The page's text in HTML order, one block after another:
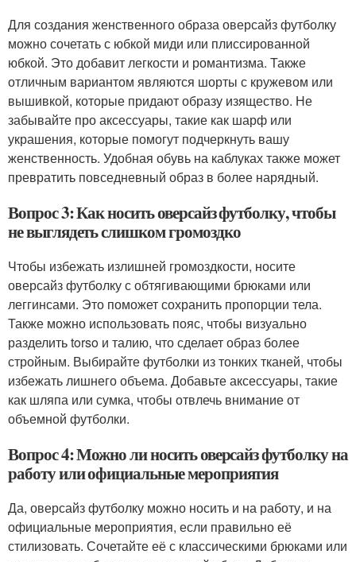
Для создания женственного образа оверсайз футболку
можно сочетать с юбкой миди или плиссированной
юбкой. Это добавит легкости и романтизма. Также
отличным вариантом являются шорты с кружевом или
вышивкой, которые придают образу изящество. Не
забывайте про аксессуары, такие как шарф или
украшения, которые помогут подчеркнуть вашу
женственность. Удобная обувь на каблуках также может
превратить повседневный образ в более нарядный.
Вопрос 3: Как носить оверсайз футболку, чтобы
не выглядеть слишком громоздко
Чтобы избежать излишней громоздкости, носите
оверсайз футболку с обтягивающими брюками или
леггинсами. Это поможет сохранить пропорции тела.
Также можно использовать пояс, чтобы визуально
разделить torso и талию, что сделает образ более
стройным. Выбирайте футболки из тонких тканей, чтобы
избежать лишнего объема. Добавьте аксессуары, такие
как шляпа или сумка, чтобы отвлечь внимание от
объемной футболки.
Вопрос 4: Можно ли носить оверсайз футболку на
работу или официальные мероприятия
Да, оверсайз футболку можно носить и на работу, и на
официальные мероприятия, если правильно её
стилизовать. Сочетайте её с классическими брюками или